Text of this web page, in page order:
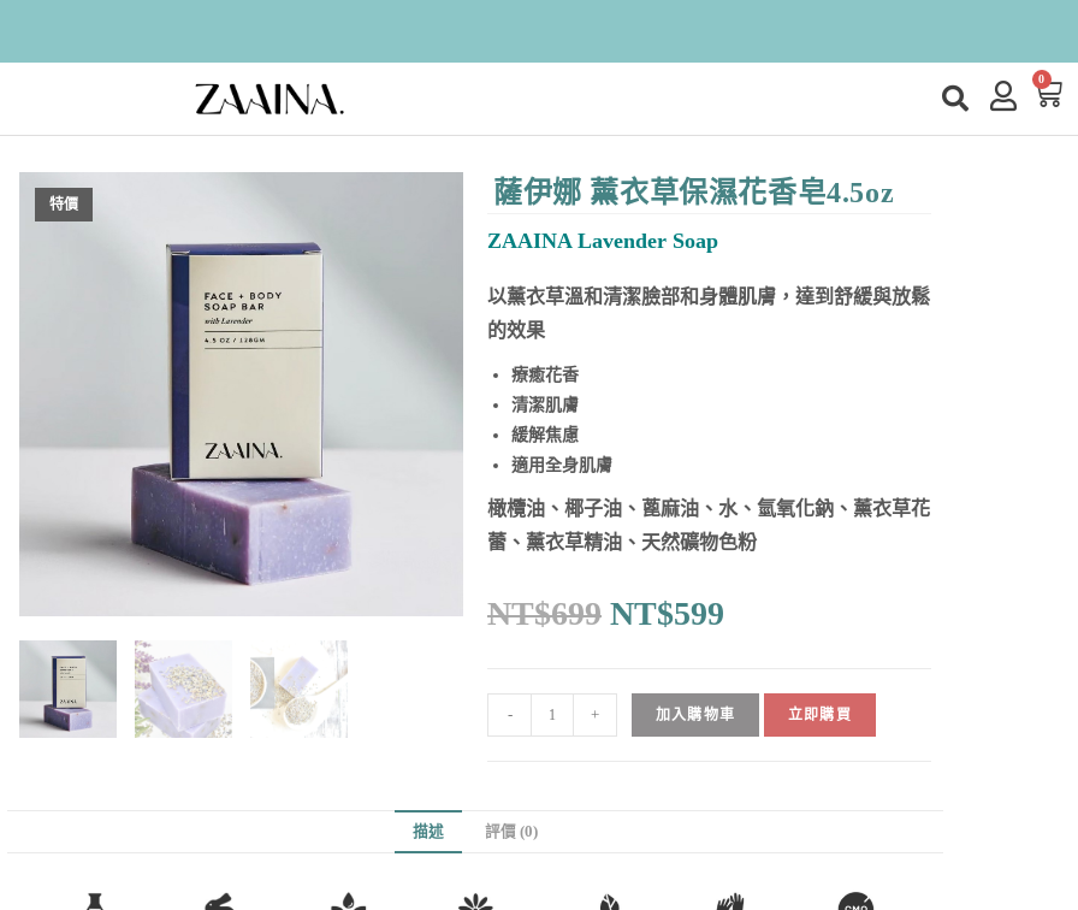
0
特價 薩伊娜 薰衣草保濕花香皂4.5oz
ZAAINA Lavender Soap
以薰衣草溫和清潔臉部和身體肌膚，達到舒緩與放鬆
的效果
療癒花香
清潔肌膚
緩解焦慮
適用全身肌膚
橄欖油、椰子油、蓖麻油、水、氫氧化鈉、薰衣草花
蕾、薰衣草精油、天然礦物色粉
NT$699 NT$599
- + 加入購物車 立即購買
描述 評價 (0)